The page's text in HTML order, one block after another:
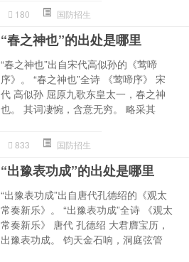
180 国防招生
“春之神也”的出处是哪里
“春之神也”出自宋代高似孙的《莺啼
序》。 “春之神也”全诗 《莺啼序》 宋
代 高似孙 屈原九歌东皇太一，春之神
也。 其词凄惋，含意无穷。 略采其
833 国防招生
“出豫表功成”的出处是哪里
“出豫表功成”出自唐代孔德绍的《观太
常奏新乐》。 “出豫表功成”全诗 《观太
常奏新乐》 唐代 孔德绍 大君膺宝历，
出豫表功成。 钧天金石响，洞庭弦管